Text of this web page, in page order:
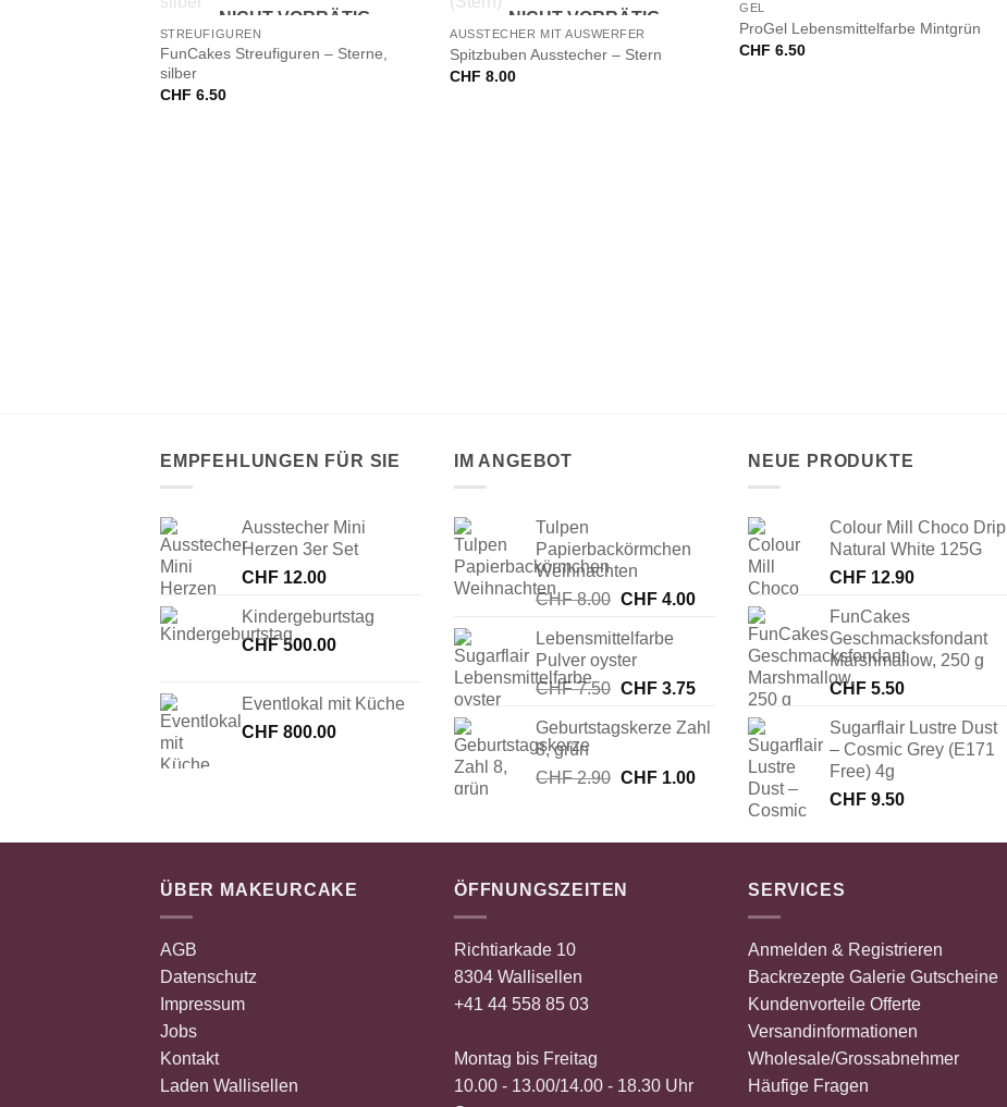
NICHT VORRÄTIG
STREUFIGUREN
FunCakes Streufiguren – Sterne,
silber
CHF 6.50
NICHT VORRÄTIG
AUSSTECHER MIT AUSWERFER
Spitzbuben Ausstecher – Stern
CHF 8.00
GEL
ProGel Lebensmittelfarbe Mintgrün
CHF 6.50
EMPFEHLUNGEN FÜR SIE
Ausstecher Mini
Herzen 3er Set
CHF 12.00
Kindergeburtstag
CHF500.00
Eventlokal mit Küche
CHF 800.00
IM ANGEBOT
Tulpen
Papierbackörmchen
Weihnachten
CHF8.00 Ursprünglicher
war:
CHF 8.00
CHF4.00Aktueller
CHF 4.00.
Lebensmittelfarbe
Pulver oyster
CHF7.50 Ursprünglicher
war:
CHF3.75Aktueller
ist:
CHF 3.75.
Geburtstagskerze Zahl
8, grün
CHF2.90 Ursprünglicher
CHF 2.90
CHF1.00Aktueller
CHF 1.00.
NEUE PRODUKTE
Colour Mill Choco Drip
Natural White 125G
CHF 12.90
FunCakes
Geschmacksfondant
Marshmallow, 250 g
CHF 5.50
Sugarflair Lustre Dust
– Cosmic Grey (E171
Free) 4g
CHF 9.50
ÜBER MAKEURCAKE
AGB
Datenschutz
Impressum
Jobs
Kontakt
Laden Wallisellen
ÖFFNUNGSZEITEN
Richtiarkade 10
8304 Wallisellen
+41 44 558 85 03
Montag bis Freitag
10.00 - 13.00/14.00 - 18.30 Uhr
SERVICES
Anmelden & Registrieren
Backrezepte Galerie Gutscheine
Kundenvorteile Offerte
Versandinformationen
Wholesale/Grossabnehmer
Häufige Fragen